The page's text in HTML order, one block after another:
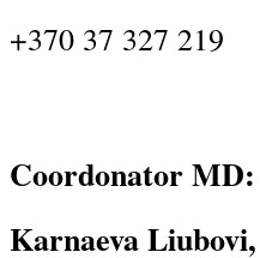
+370 37 327 219
Coordonator MD:
Karnaeva Liubovi,